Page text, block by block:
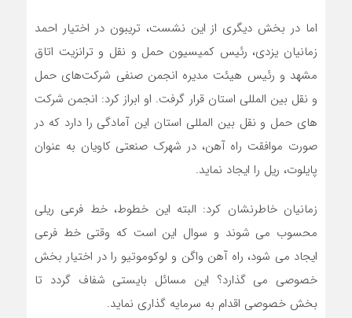
اما در بخش دیگری از این نشست، تریبون در اختیار احمد
زمانیان یزدی، رئیس کمیسیون حمل و نقل و ترانزیت اتاق
مشهد و رئیس هیئت مدیره انجمن صنفی شرکت‌های حمل
و نقل بین المللی استان قرار گرفت. او ابراز کرد: انجمن شرکت
های حمل و نقل بین المللی استان این آمادگی را دارد که در
صورت موافقت راه آهن، در شهرک صنعتی کاویان به عنوان
پایلوت، ریل را ایجاد نماید.
زمانیان خاطرنشان کرد: البته این خطوط، خط فرعی ریلی
محسوب می شوند و سوال این است که وقتی خط فرعی
ایجاد می شود، راه آهن واگن و لوکوموتیو را در اختیار بخش
خصوصی می گذارد؟ این مسائل بایستی شفاف گردد تا
بخش خصوصی اقدام به سرمایه گذاری نماید.